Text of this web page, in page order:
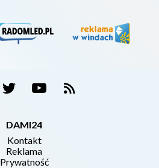
DAMI24
Kontakt
Reklama
Prywatność